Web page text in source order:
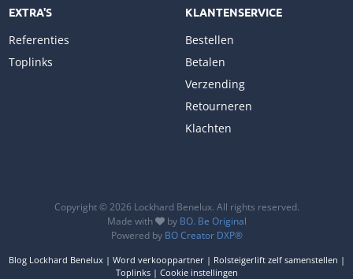
EXTRA'S
Referenties
Toplinks
KLANTENSERVICE
Bestellen
Betalen
Verzending
Retourneren
Klachten
Copyright © 2026 Lockhard Benelux. All rights reserved.
Made with
by BO. Be Original
Powered by BO Creator DXP®
Blog Lockhard Benelux Word verkooppartner
Rolsteigerlift zelf samenstellen
Toplinks
Cookie instellingen